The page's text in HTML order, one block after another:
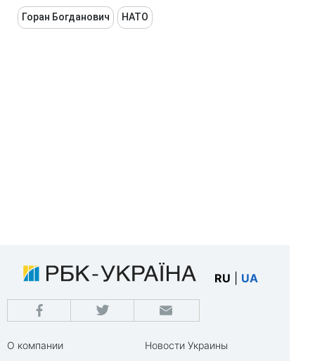
Горан Богданович НАТО
RU UA
О компании
Новости Украины